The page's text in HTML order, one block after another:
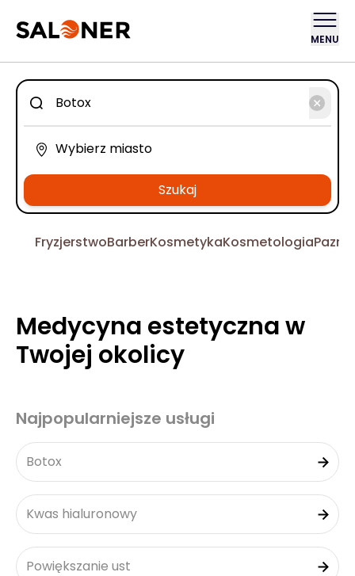
MENU
Szukaj
FryzjerstwoBarberKosmetykaKosmetologia
Medycyna estetyczna w
Twojej okolicy
Najpopularniejsze usługi
Botox
Kwas hialuronowy
Powiększanie ust